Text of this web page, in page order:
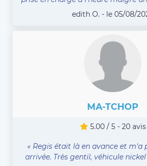
edith O. - le 05/08/
MA-TCHOP
5.00 / 5 - 20 avis
« Regis était là en avance et m'a
arrivée. Très gentil, véhicule nickel